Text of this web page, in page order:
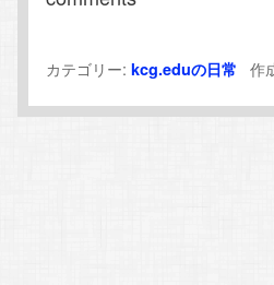
カテゴリー:kcg.eduの日常 作